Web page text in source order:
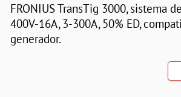
FRONIUS TransTig 3000, sistema
400V-16A, 3-300A, 50% ED,
generador.